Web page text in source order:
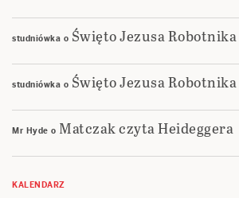
studniówka o Święto Jezusa Robotnika
studniówka o Święto Jezusa Robotnika
Mr Hyde o Matczak czyta Heideggera
KALENDARZ